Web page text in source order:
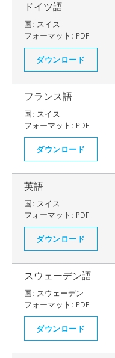
ドイツ語
国: スイス
フォーマット: PDF
ダウンロード
フランス語
国: スイス
フォーマット: PDF
ダウンロード
英語
国: スイス
フォーマット: PDF
ダウンロード
スウェーデン語
国: スウェーデン
フォーマット: PDF
ダウンロード